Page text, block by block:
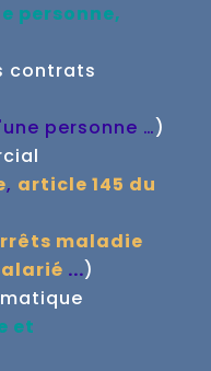
personne,
contrats
personne …)
, article 145 du
maladie
...)
et